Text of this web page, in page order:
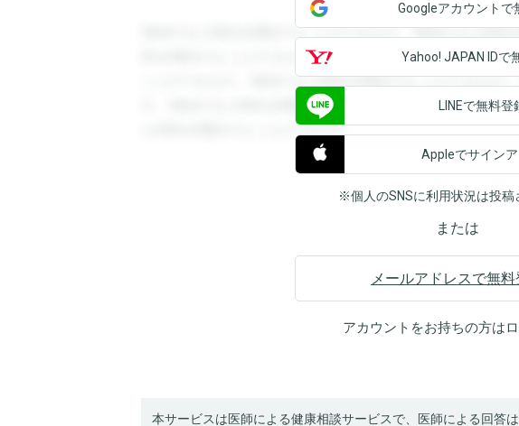
登録すると回答を閲覧することができます。登録すると回答
答を閲覧することができます。登録すると回答を閲覧するこ
ことができます。登録すると回答を閲覧することができます
す。登録すると回答を閲覧することができます。登録すると
と回答を閲覧することができます。
Googleアカウントで
Yahoo! JAPAN IDで
LINEで無料登
Appleでサイン
※個人のSNSに利用状況は投稿
または
メールアドレスで無料
アカウントをお持ちの方は
本サービスは医師による健康相談サービスで、医師による回答